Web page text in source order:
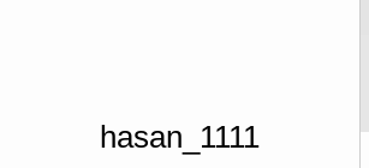
hasan_1111